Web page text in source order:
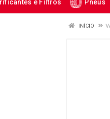
e Filtros Pneus
INÍCIO